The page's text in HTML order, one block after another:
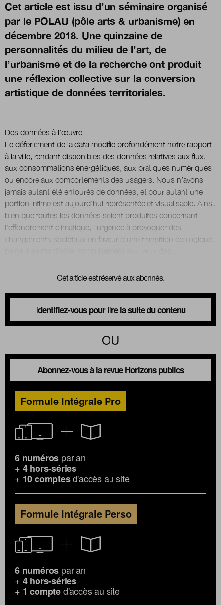
Nous suivre sur Twittersur LinkedIn
Cet article est issu d’un séminaire organisé
par le POLAU (pôle arts & urbanisme) en
décembre 2018. Une quinzaine de
personnalités du milieu de l’art, de
l’urbanisme et de la recherche ont produit
une réflexion collective sur la conversion
artistique de données territoriales.
Des données à l’œuvre
Le déferlement de la data modifie profondément notre rapport
à la ville, rendant disponibles des données relatives aux flux,
aux consommations énergétiques, aux pratiques numériques
ou encore aux comportements des usagers. Nous n’avons
jamais autant été entourés de données, et pour autant une
portion infime est aujourd’hui représentée et visualisable. Ainsi,
bien que toutes les données soient produites concernant
l’effondrement climatique, l’urgence à provoquer des
changements sociétaux en faveur d’une transition écologique
Cet article est réservé aux abonnés.
Identifiez-vous pour lire la suite du contenu
OU
Abonnez-vous à la revue Horizons publics
Formule Intégrale Pro
6 numéros par an
+ 4 hors-séries
+ 10 comptesd'accès au site
Formule Intégrale Perso
6 numéros par an
+ 4 hors-séries
+ 1 compted'accès au site